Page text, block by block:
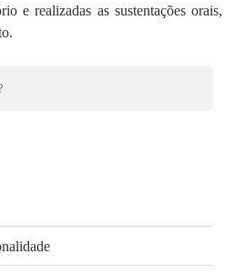
e realizadas as sustentações orais,